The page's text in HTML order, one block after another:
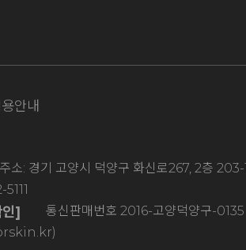
안내
경기 고양시 덕양구 화신로267, 2층
인] 통신판매번호 2016-고양덕양구-